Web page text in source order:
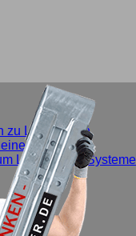
zu Leitplanken
Leitplanke
Leitplanken-Systeme